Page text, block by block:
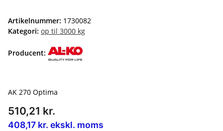
Artikelnummer: 1730082
Kategori: op til 3000 kg
Producent:
AK 270 Optima
510,21 kr.
408,17 kr. ekskl. moms